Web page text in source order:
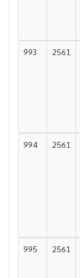
993 2561
994 2561
995 2561